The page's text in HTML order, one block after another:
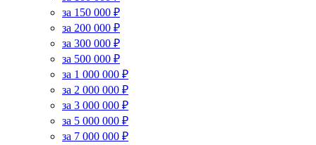
за 150 000 ₽
за 200 000 ₽
за 300 000 ₽
за 500 000 ₽
за 1 000 000 ₽
за 2 000 000 ₽
за 3 000 000 ₽
за 5 000 000 ₽
за 7 000 000 ₽